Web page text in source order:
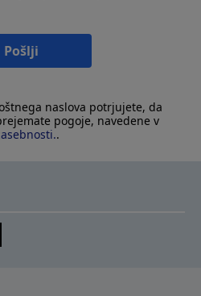
Pošlji
naslova potrjujete, da
pogoje, navedene v
.